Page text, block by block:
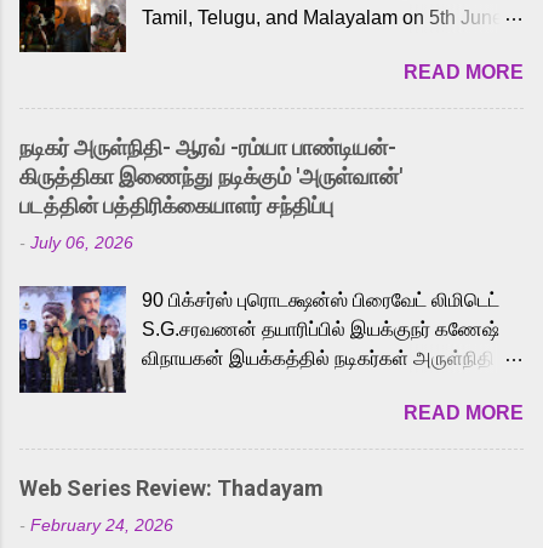
Tamil, Telugu, and Malayalam on 5th June,
received a lot of love from cult He-Man fans
and offered audiences an exciting glimpse
into the world of Eternia, the recently
released Tamil trailer has also generated
strong excitement among Tamil audiences.
Adding to the growing buzz is the film’s
to the iconic superhero He-Man. Known for
memorable songs like “Behene De” from
Raavan, “Oru Maalai” from Ghajini, and
loved for his versatile voice and strong
command over multiple languages, making
him a strong fit for the legendary character.
READ MORE
நடிகர் அருள்நிதி- ஆரவ் -ரம்யா பாண்டியன்-
கிருத்திகா இணைந்து நடிக்கும் 'அருள்வான்'
படத்தின் பத்திரிக்கையாளர் சந்திப்பு
- July 06, 2026
90 பிக்சர்ஸ் புரொடக்ஷன்ஸ் பிரைவேட் லிமிடெட்
S.G.சரவணன் தயாரிப்பில் இயக்குநர் கணேஷ்
விநாயகன் இயக்கத்தில் நடிகர்கள் அருள்நிதி -
முக்கிய வேடத்தில் இணைந்து நடித்திருக்கும்
'அருள்வான்' திரைப்படத்தினை
பத்திரிக்கையாளர் சந்திப்பு சென்னையில்
நடைபெற்றது. இயக்குநர் கணேஷ் விநாயகன்
இயக்கத்தில் உருவாகியுள்ள 'அருள்வான்'
READ MORE
Web Series Review: Thadayam
- February 24, 2026